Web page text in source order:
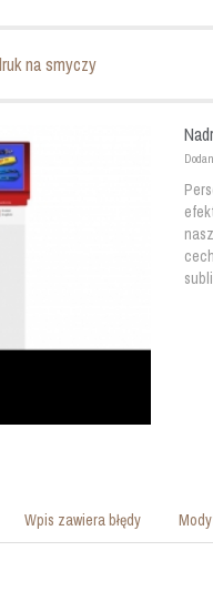
na smyczy
Wpis zawiera błędy